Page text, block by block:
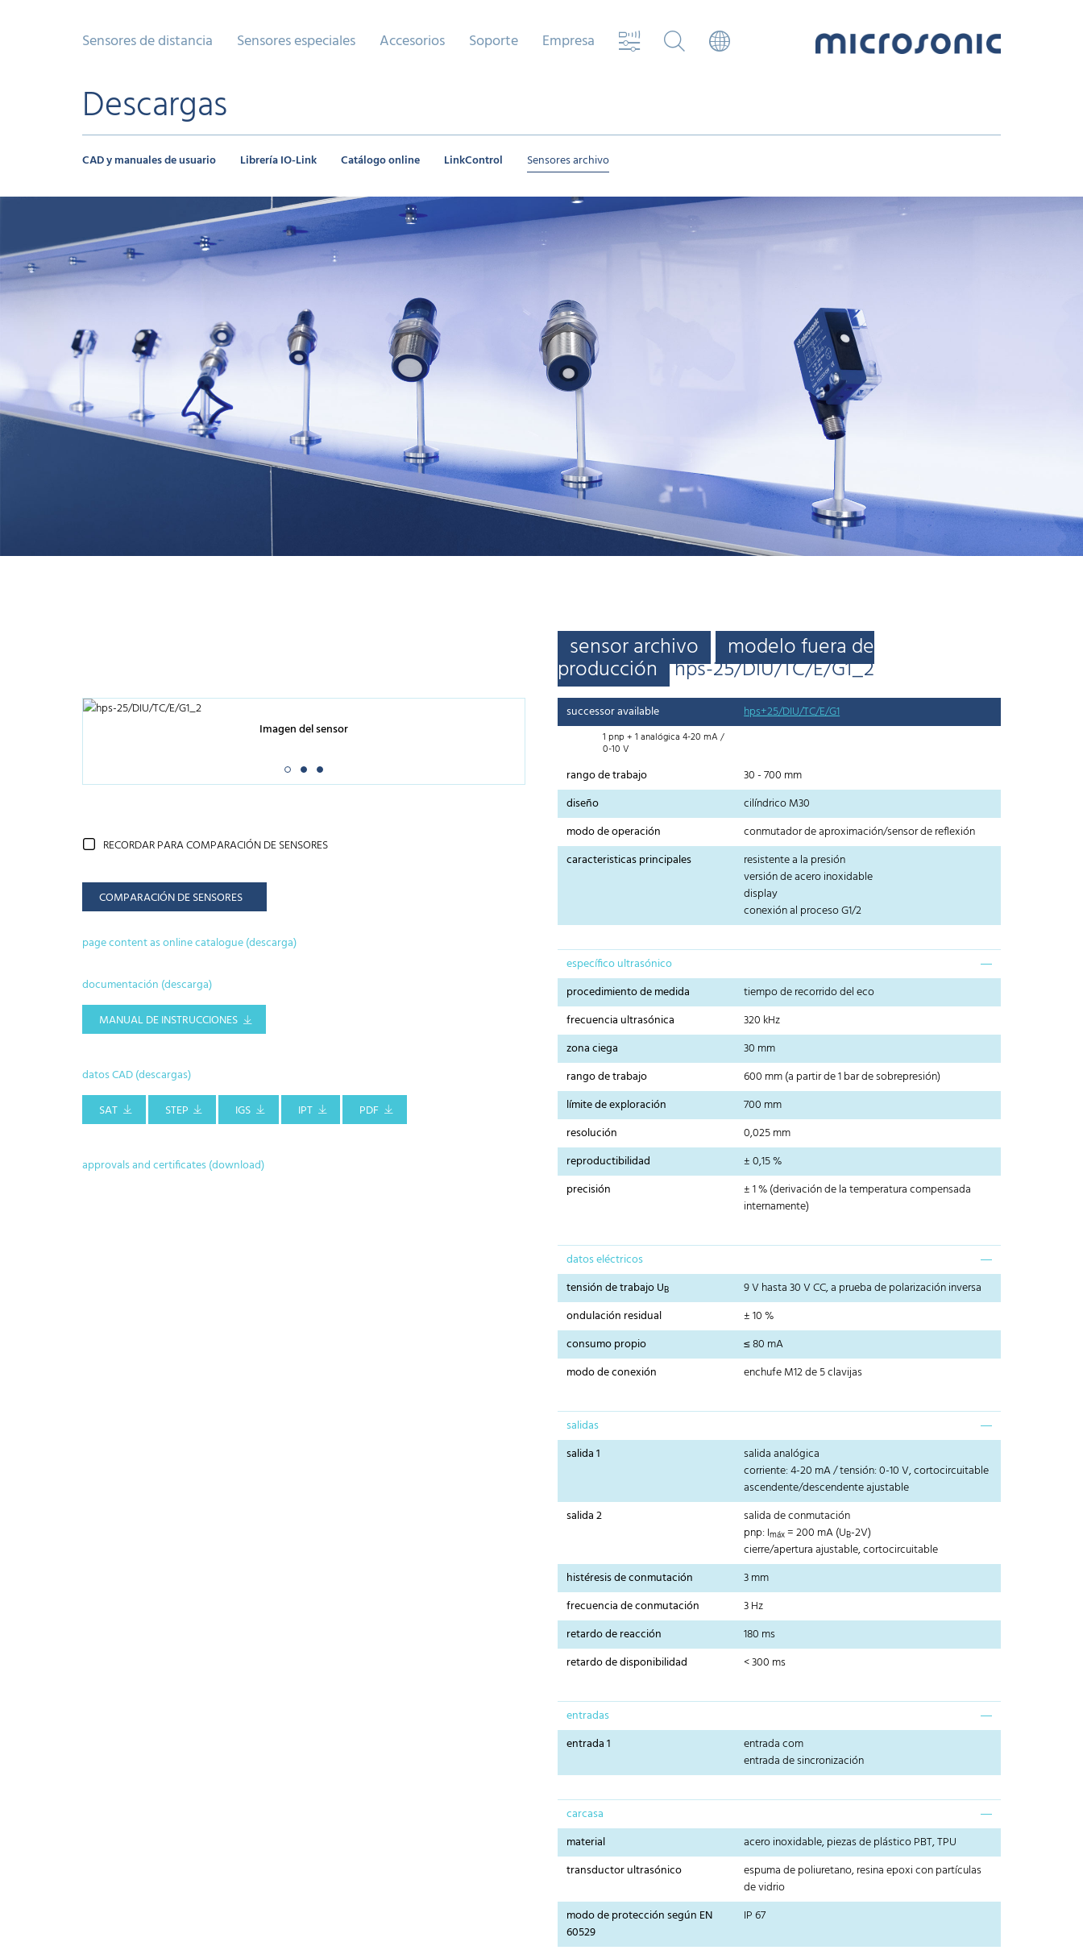
Sensores de distancia Sensores especiales Accesorios Soporte Empresa
Descargas
CAD y manuales de usuario Librería IO-Link Catálogo online LinkControl Sensores archivo
sensor archivo modelo fuera de
producción hps-25/DIU/TC/E/G1_2
Imagen del sensor
RECORDAR PARA COMPARACIÓN DE SENSORES
COMPARACIÓN DE SENSORES
page content as online catalogue (descarga)
documentación (descarga)
MANUAL DE INSTRUCCIONES
datos CAD (descargas)
SAT
STEP IGS IPT PDF
approvals and certificates (download)
successor available hps+25/DIU/TC/E/G1
1 pnp + 1 analógica 4-20 mA /
0-10 V
rango de trabajo
30 - 700 mm
diseño
cilíndrico M30
modo de operación
conmutador de aproximación/sensor de reflexión
caracteristicas principales
resistente a la presión
versión de acero inoxidable
display
conexión al proceso G1/2
específico ultrasónico
procedimiento de medida
tiempo de recorrido del eco
frecuencia ultrasónica
320 kHz
zona ciega
30 mm
rango de trabajo
600 mm (a partir de 1 bar de sobrepresión)
límite de exploración
700 mm
resolución
0,025 mm
reproductibilidad
± 0,15 %
precisión
± 1 % (derivación de la temperatura compensada
internamente)
datos eléctricos
tensión de trabajo UB
9 V hasta 30 V CC, a prueba de polarización inversa
ondulación residual
± 10 %
consumo propio
≤ 80 mA
modo de conexión
enchufe M12 de 5 clavijas
salidas
salida 1
salida analógica
corriente: 4-20 mA / tensión: 0-10 V, cortocircuitable
ascendente/descendente ajustable
salida 2
salida de conmutación
pnp: Imáx= 200 mA (UB-2V)
cierre/apertura ajustable, cortocircuitable
histéresis de conmutación
3 mm
frecuencia de conmutación
3 Hz
retardo de reacción
180 ms
retardo de disponibilidad
< 300 ms
entradas
entrada 1
entrada com
entrada de sincronización
carcasa
material
acero inoxidable, piezas de plástico PBT, TPU
transductor ultrasónico
espuma de poliuretano, resina epoxi con partículas
de vidrio
modo de protección según EN
60529
IP 67